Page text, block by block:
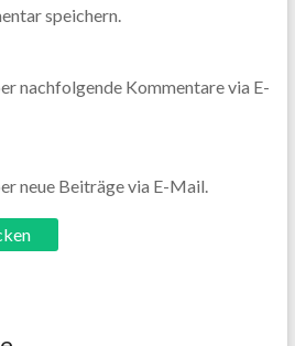
speichern.
nachfolgende Kommentare via E-
neue Beiträge via E-Mail.